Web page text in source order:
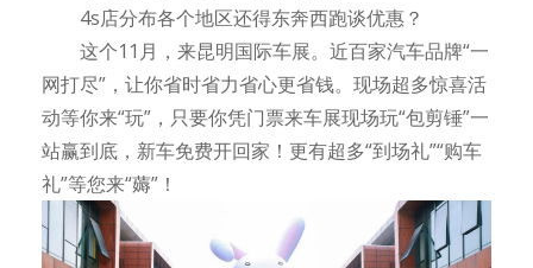
4s店分布各个地区还得东奔西跑谈优惠？
这个11月，来昆明国际车展。近百家汽车品牌“一
网打尽”，让你省时省力省心更省钱。现场超多惊喜活
动等你来“玩”，只要你凭门票来车展现场玩“包剪锤”一
站赢到底，新车免费开回家！更有超多“到场礼”“购车
礼”等您来“薅”！